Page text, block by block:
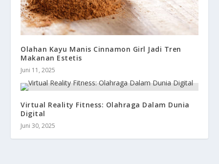
Olahan Kayu Manis Cinnamon Girl Jadi Tren
Makanan Estetis
Juni 11, 2025
Virtual Reality Fitness: Olahraga Dalam Dunia
Digital
Juni 30, 2025